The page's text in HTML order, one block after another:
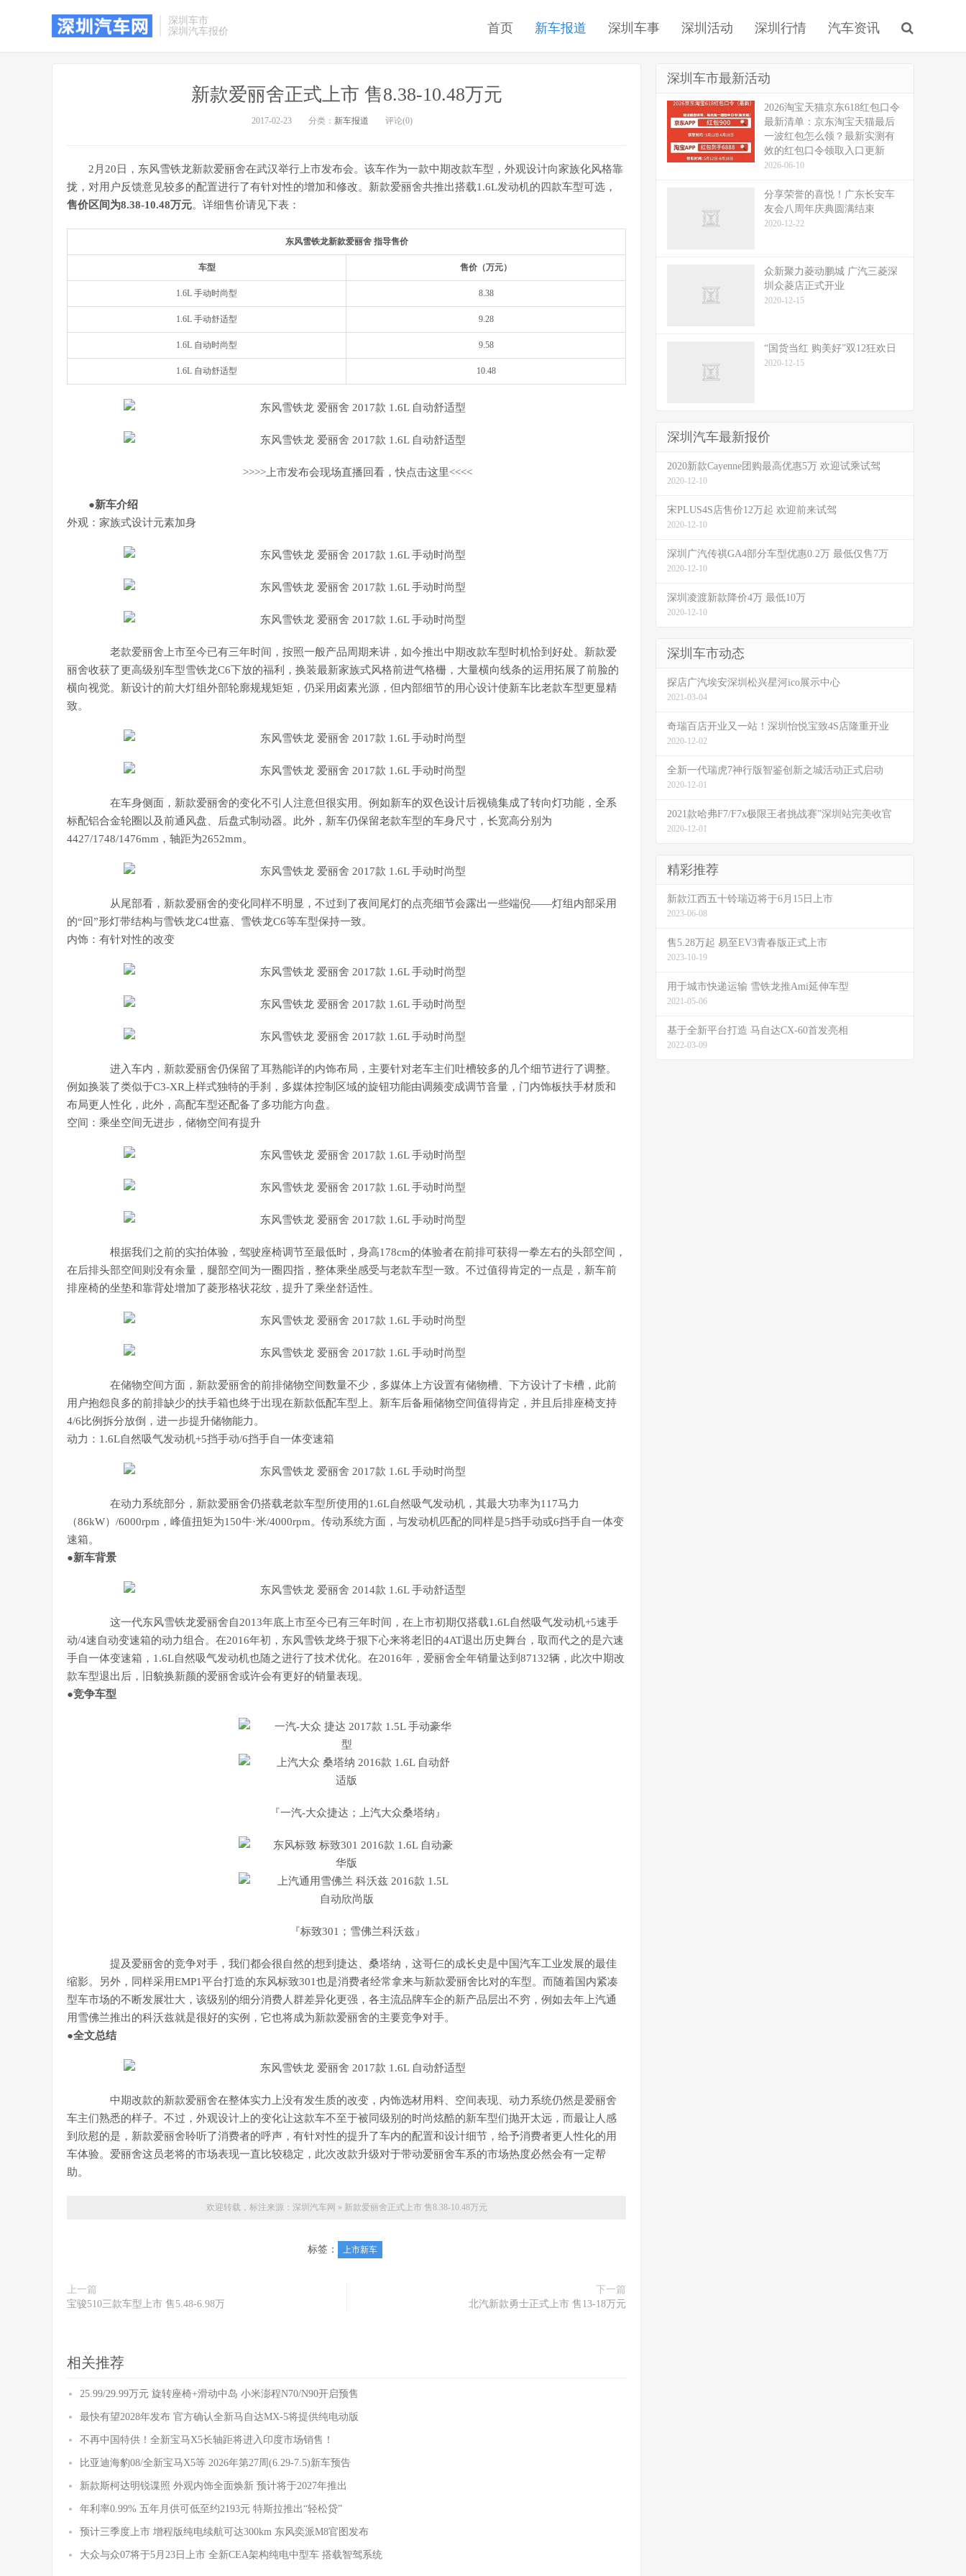
深圳车市
深圳汽车报价
首页 新车报道 深圳车事 深圳活动 深圳行情 汽车资讯
新款爱丽舍正式上市 售8.38-10.48万元
2017-02-23 分类： 新车报道 评论(0)
2月20日，东风雪铁龙新款爱丽舍在武汉举行上市发布会。该车作为一款中期改款车型，外观设计向家族化风格靠
拢，对用户反馈意见较多的配置进行了有针对性的增加和修改。新款爱丽舍共推出搭载1.6L发动机的四款车型可选，
售价区间为8.38-10.48万元。详细售价请见下表：
东风雪铁龙新款爱丽舍 指导售价
车型 售价（万元）
1.6L 手动时尚型 8.38
1.6L 手动舒适型 9.28
1.6L 自动时尚型 9.58
1.6L 自动舒适型 10.48
>>>>上市发布会现场直播回看，快点击这里<<<<
●新车介绍
外观：家族式设计元素加身
老款爱丽舍上市至今已有三年时间，按照一般产品周期来讲，如今推出中期改款车型时机恰到好处。新款爱
丽舍收获了更高级别车型雪铁龙C6下放的福利，换装最新家族式风格前进气格栅，大量横向线条的运用拓展了前脸的
横向视觉。新设计的前大灯组外部轮廓规规矩矩，仍采用卤素光源，但内部细节的用心设计使新车比老款车型更显精
致。
在车身侧面，新款爱丽舍的变化不引人注意但很实用。例如新车的双色设计后视镜集成了转向灯功能，全系
标配铝合金轮圈以及前通风盘、后盘式制动器。此外，新车仍保留老款车型的车身尺寸，长宽高分别为
4427/1748/1476mm，轴距为2652mm。
从尾部看，新款爱丽舍的变化同样不明显，不过到了夜间尾灯的点亮细节会露出一些端倪——灯组内部采用
的“回”形灯带结构与雪铁龙C4世嘉、雪铁龙C6等车型保持一致。
内饰：有针对性的改变
进入车内，新款爱丽舍仍保留了耳熟能详的内饰布局，主要针对老车主们吐槽较多的几个细节进行了调整。
例如换装了类似于C3-XR上样式独特的手刹，多媒体控制区域的旋钮功能由调频变成调节音量，门内饰板扶手材质和
布局更人性化，此外，高配车型还配备了多功能方向盘。
空间：乘坐空间无进步，储物空间有提升
根据我们之前的实拍体验，驾驶座椅调节至最低时，身高178cm的体验者在前排可获得一拳左右的头部空间，
在后排头部空间则没有余量，腿部空间为一圈四指，整体乘坐感受与老款车型一致。不过值得肯定的一点是，新车前
排座椅的坐垫和靠背处增加了菱形格状花纹，提升了乘坐舒适性。
在储物空间方面，新款爱丽舍的前排储物空间数量不少，多媒体上方设置有储物槽、下方设计了卡槽，此前
用户抱怨良多的前排缺少的扶手箱也终于出现在新款低配车型上。新车后备厢储物空间值得肯定，并且后排座椅支持
4/6比例拆分放倒，进一步提升储物能力。
动力：1.6L自然吸气发动机+5挡手动/6挡手自一体变速箱
在动力系统部分，新款爱丽舍仍搭载老款车型所使用的1.6L自然吸气发动机，其最大功率为117马力
（86kW）/6000rpm，峰值扭矩为150牛·米/4000rpm。传动系统方面，与发动机匹配的同样是5挡手动或6挡手自一体变
速箱。
●新车背景
这一代东风雪铁龙爱丽舍自2013年底上市至今已有三年时间，在上市初期仅搭载1.6L自然吸气发动机+5速手
动/4速自动变速箱的动力组合。在2016年初，东风雪铁龙终于狠下心来将老旧的4AT退出历史舞台，取而代之的是六速
手自一体变速箱，1.6L自然吸气发动机也随之进行了技术优化。在2016年，爱丽舍全年销量达到87132辆，此次中期改
款车型退出后，旧貌换新颜的爱丽舍或许会有更好的销量表现。
●竞争车型
『一汽-大众捷达；上汽大众桑塔纳』
『标致301；雪佛兰科沃兹』
提及爱丽舍的竞争对手，我们都会很自然的想到捷达、桑塔纳，这哥仨的成长史是中国汽车工业发展的最佳
缩影。另外，同样采用EMP1平台打造的东风标致301也是消费者经常拿来与新款爱丽舍比对的车型。而随着国内紧凑
型车市场的不断发展壮大，该级别的细分消费人群差异化更强，各主流品牌车企的新产品层出不穷，例如去年上汽通
用雪佛兰推出的科沃兹就是很好的实例，它也将成为新款爱丽舍的主要竞争对手。
●全文总结
中期改款的新款爱丽舍在整体实力上没有发生质的改变，内饰选材用料、空间表现、动力系统仍然是爱丽舍
车主们熟悉的样子。不过，外观设计上的变化让这款车不至于被同级别的时尚炫酷的新车型们抛开太远，而最让人感
到欣慰的是，新款爱丽舍聆听了消费者的呼声，有针对性的提升了车内的配置和设计细节，给予消费者更人性化的用
车体验。爱丽舍这员老将的市场表现一直比较稳定，此次改款升级对于带动爱丽舍车系的市场热度必然会有一定帮
助。
欢迎转载，标注来源： 深圳汽车网 » 新款爱丽舍正式上市 售8.38-10.48万元
标签： 上市新车
上一篇
宝骏510三款车型上市 售5.48-6.98万
下一篇
北汽新款勇士正式上市 售13-18万元
相关推荐
25.99/29.99万元 旋转座椅+滑动中岛 小米澎程N70/N90开启预售
最快有望2028年发布 官方确认全新马自达MX-5将提供纯电动版
不再中国特供！全新宝马X5长轴距将进入印度市场销售！
比亚迪海豹08/全新宝马X5等 2026年第27周(6.29-7.5)新车预告
新款斯柯达明锐谍照 外观内饰全面焕新 预计将于2027年推出
年利率0.99% 五年月供可低至约2193元 特斯拉推出“轻松贷”
预计三季度上市 增程版纯电续航可达300km 东风奕派M8官图发布
大众与众07将于5月23日上市 全新CEA架构纯电中型车 搭载智驾系统
深圳车市最新活动
2026淘宝天猫京东618红包口令
最新清单：京东淘宝天猫最后
一波红包怎么领？最新实测有
效的红包口令领取入口更新
2026-06-10
分享荣誉的喜悦！广东长安车
友会八周年庆典圆满结束
2020-12-22
众新聚力菱动鹏城 广汽三菱深
圳众菱店正式开业
2020-12-15
“国货当红 购美好”双12狂欢日
2020-12-15
深圳汽车最新报价
2020新款Cayenne团购最高优惠5万 欢迎试乘试驾
2020-12-10
宋PLUS4S店售价12万起 欢迎前来试驾
2020-12-10
深圳广汽传祺GA4部分车型优惠0.2万 最低仅售7万
2020-12-10
深圳凌渡新款降价4万 最低10万
2020-12-10
深圳车市动态
探店广汽埃安深圳松兴星河ico展示中心
2021-03-04
奇瑞百店开业又一站！深圳怡悦宝致4S店隆重开业
2020-12-02
全新一代瑞虎7神行版智鉴创新之城活动正式启动
2020-12-01
2021款哈弗F7/F7x极限王者挑战赛”深圳站完美收官
2020-12-01
精彩推荐
新款江西五十铃瑞迈将于6月15日上市
2023-06-08
售5.28万起 易至EV3青春版正式上市
2023-10-19
用于城市快递运输 雪铁龙推Ami延伸车型
2021-05-06
基于全新平台打造 马自达CX-60首发亮相
2022-03-09